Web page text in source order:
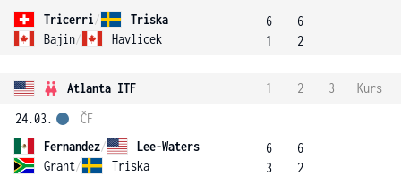
Tricerri/
Triska
Bajin/ Havlicek
6
1
6
2
Atlanta ITF 1 2 3
Kurs
24.03.
Fernandez/
Lee-Waters
Grant/ Triska
ČF
6
3
6
2